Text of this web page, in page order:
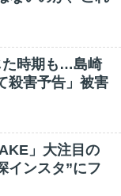
た時期も…島崎
殺害予告」被害
」大注目の
インスタ”にフ